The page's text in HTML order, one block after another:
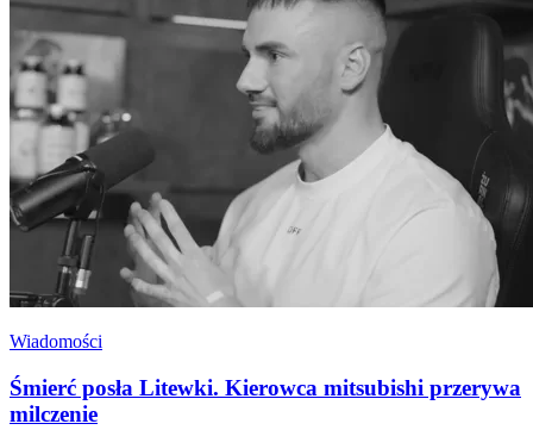
Wiadomości
Śmierć posła Litewki. Kierowca mitsubishi przerywa
milczenie